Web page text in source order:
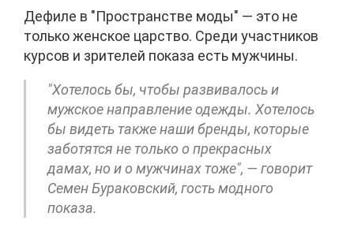
Дефиле в "Пространстве моды" — это не
только женское царство. Среди участников
курсов и зрителей показа есть мужчины.
"Хотелось бы, чтобы развивалось и
мужское направление одежды. Хотелось
бы видеть также наши бренды, которые
заботятся не только о прекрасных
дамах, но и о мужчинах тоже", — говорит
Семен Бураковский, гость модного
показа.